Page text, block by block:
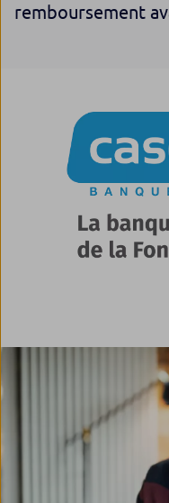
remboursement